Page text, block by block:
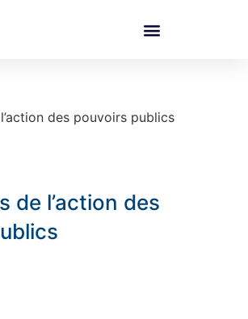
de l’action des